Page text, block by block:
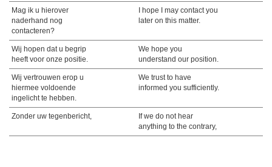
Mag ik u hierover
naderhand nog
contacteren?
I hope I may contact you
later on this matter.
Wij hopen dat u begrip
heeft voor onze positie.
We hope you
understand our position.
Wij vertrouwen erop u
hiermee voldoende
ingelicht te hebben.
We trust to have
informed you sufficiently.
Zonder uw tegenbericht,
If we do not hear
anything to the contrary,